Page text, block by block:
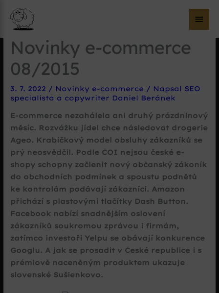
Novinky e-commerce
08/2015
3. 7. 2022 / Novinky e-commerce / Napsal SEO
specialista a copywriter Daniel Beránek
E-commerce nezahálela ani druhý prázdninový
měsíc. Rozvážku jídel chce následovat drogerie
Ageo. Krabičkový model obsluhy zákazníků se
prý neosvědčil. Podle ČOI nejsou české e-
shopy schopny začlenit nový občanský zákoník
do obchodních podmínek a spoustu podnětů
ke kontrolám podávají zákazníci. Amazon
přichází s plastovými tlačítky Dash Button.
Facebook nabízí snadnějším oslovení
zákazníků soukromou zprávou i firmám,
zatímco investoři Yelpu se obávají konkurence
Googlu. A jak se prosadit v České republice i s
prémiově naceněným produktem ukazuje
slovenské Sušienkovo.